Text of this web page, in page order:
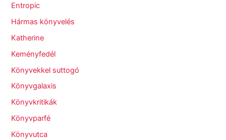
Entropic
Hármas könyvelés
Katherine
Keményfedél
Könyvekkel suttogó
Könyvgalaxis
Könyvkritikák
Könyvparfé
Könyvutca